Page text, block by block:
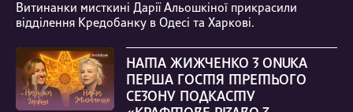
Витинанки мисткині Дарії Альошкіної прикрасили
відділення Кредобанку в Одесі та Харкові.
НАТА ЖИЖЧЕНКО З ONUKA
ПЕРША ГОСТЯ ТРЕТЬОГО
СЕЗОНУ ПОДКАСТУ